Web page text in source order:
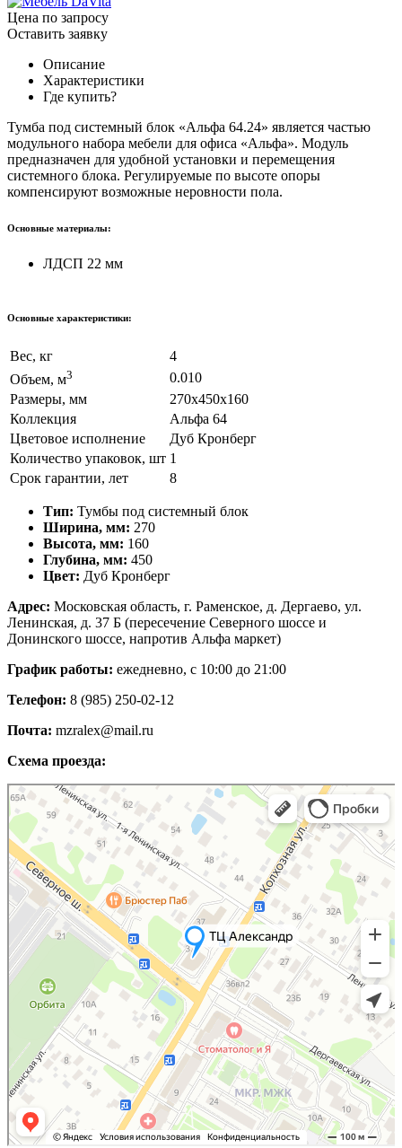
Цена по запросу
Оставить заявку
Описание
Характеристики
Где купить?
Тумба под системный блок «Альфа 64.24» является частью
модульного набора мебели для офиса «Альфа». Модуль
предназначен для удобной установки и перемещения
системного блока. Регулируемые по высоте опоры
компенсируют возможные неровности пола.
Основные материалы:
ЛДСП 22 мм
Основные характеристики:
Вес, кг
4
Объем, м3
0.010
Размеры, мм
270х450х160
Коллекция
Альфа 64
Цветовое исполнение
Дуб Кронберг
Количество упаковок, шт 1
Срок гарантии, лет
8
Тип: Тумбы под системный блок
Ширина, мм: 270
Высота, мм: 160
Глубина, мм: 450
Цвет: Дуб Кронберг
Адрес: Московская область, г. Раменское, д. Дергаево, ул.
Ленинская, д. 37 Б (пересечение Северного шоссе и
Донинского шоссе, напротив Альфа маркет)
График работы: ежедневно, с 10:00 до 21:00
Телефон: 8 (985) 250-02-12
Почта: mzralex@mail.ru
Схема проезда:
Яндекс Карты
Яндекс Карты — транспорт, навигация, поиск мест